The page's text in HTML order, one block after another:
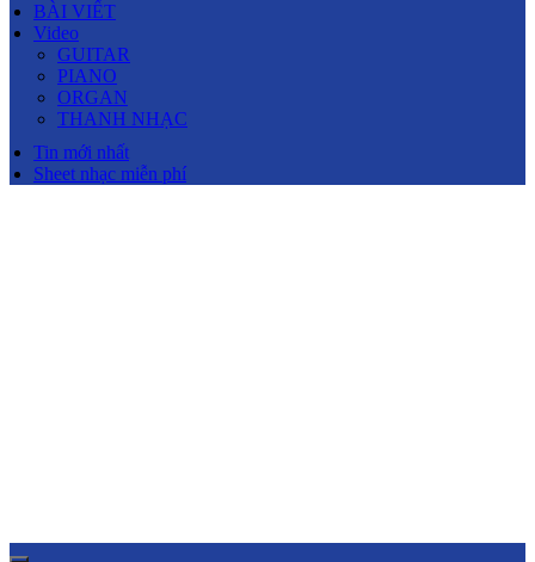
BÀI VIẾT
Video
GUITAR
PIANO
ORGAN
THANH NHẠC
Tin mới nhất
Sheet nhạc miễn phí